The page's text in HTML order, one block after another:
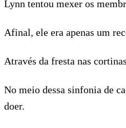
Lynn tentou mexer os
Afinal, ele era apenas um
Através da fresta nas
No meio dessa sinfonia de
doer.